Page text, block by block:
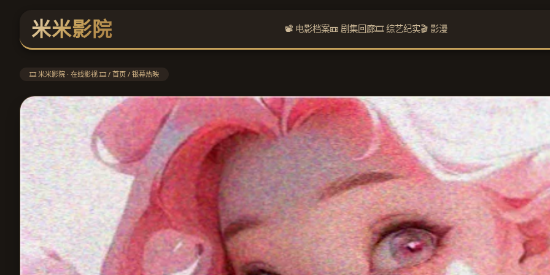
米米影院 📽️ 电影档案📼 剧集回廊🎞️ 综艺纪实🎬 影漫
🎞️ 米米影院 · 在线影视 🎞️ / 首页 / 银幕热映